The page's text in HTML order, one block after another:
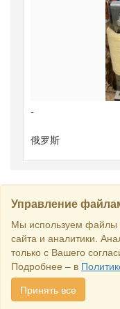
-
俄罗斯
Управление
Мы используем файлы
сайта и аналитики.
только с Вашего
Подробнее – в
Принять все
保留所有权利 © 2016
mail:
Pirogovskaya str., 16,
Consent